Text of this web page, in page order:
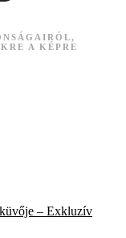
A KÉPRE
– Exkluzív